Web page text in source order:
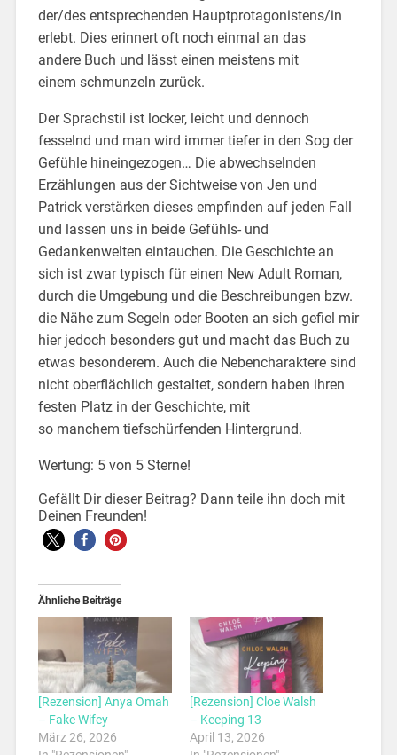
der/des entsprechenden Hauptprotagonistens/in
erlebt. Dies erinnert oft noch einmal an das
andere Buch und lässt einen meistens mit
einem schmunzeln zurück.
Der Sprachstil ist locker, leicht und dennoch
fesselnd und man wird immer tiefer in den Sog der
Gefühle hineingezogen… Die abwechselnden
Erzählungen aus der Sichtweise von Jen und
Patrick verstärken dieses empfinden auf jeden Fall
und lassen uns in beide Gefühls- und
Gedankenwelten eintauchen. Die Geschichte an
sich ist zwar typisch für einen New Adult Roman,
durch die Umgebung und die Beschreibungen bzw.
die Nähe zum Segeln oder Booten an sich gefiel mir
hier jedoch besonders gut und macht das Buch zu
etwas besonderem. Auch die Nebencharaktere sind
nicht oberflächlich gestaltet, sondern haben ihren
festen Platz in der Geschichte, mit
so manchem tiefschürfenden Hintergrund.
Wertung: 5 von 5 Sterne!
Gefällt Dir dieser Beitrag? Dann teile ihn doch mit
Deinen Freunden!
Ähnliche Beiträge
[Rezension] Anya Omah
– Fake Wifey
März 26, 2026
[Rezension] Cloe Walsh
– Keeping 13
April 13, 2026